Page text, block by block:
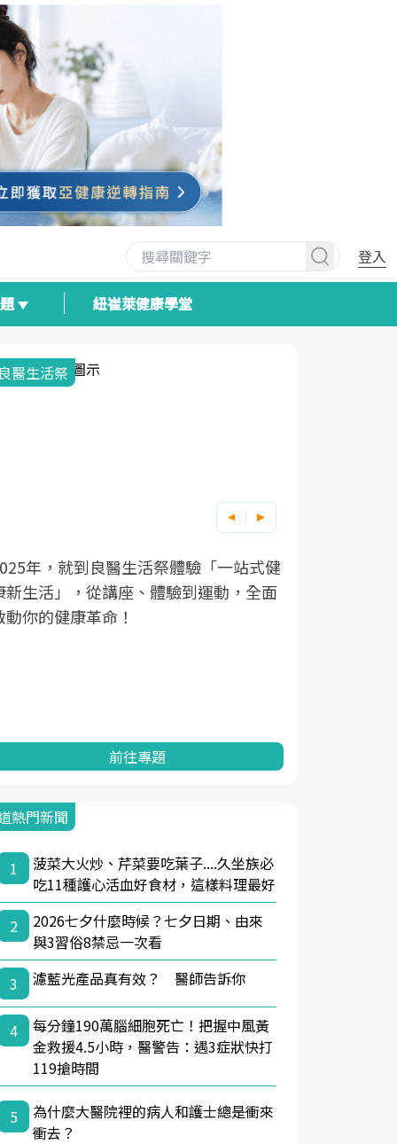
登入
紐崔萊健康學堂
與健康韌性的距離
醫健康網從「換季的身體變化」出發，
過醫學觀點與日常感受的對話，建立對
健康的認知，進而引導實際的改善行
前往專題
熱門新聞
1
菠菜大火炒、芹菜要吃葉子....久坐族必
吃11種護心活血好食材，這樣料理最好
2
2026七夕什麼時候？七夕日期、由來
與3習俗8禁忌一次看
3
濾藍光產品真有效？ 醫師告訴你
4
每分鐘190萬腦細胞死亡！把握中風黃
金救援4.5小時，醫警告：遇3症狀快打
119搶時間
5
為什麼大醫院裡的病人和護士總是衝來
衝去？